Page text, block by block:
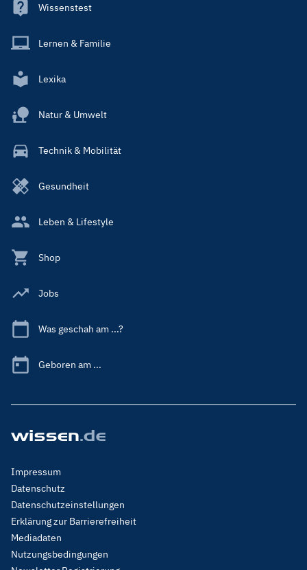
Wissenstest
Lernen & Familie
Lexika
Natur & Umwelt
Technik & Mobilität
Gesundheit
Leben & Lifestyle
Shop
Jobs
Was geschah am ...?
Geboren am ...
Footer
Menu
Legal
Impressum
Datenschutz
Datenschutzeinstellungen
Erklärung zur Barrierefreiheit
Mediadaten
Nutzungsbedingungen